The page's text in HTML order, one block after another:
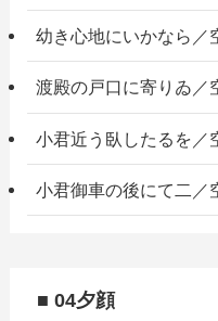
幼き心地にいかなら／
渡殿の戸口に寄りゐ／
小君近う臥したるを／
小君御車の後にて二／
■ 04夕顔